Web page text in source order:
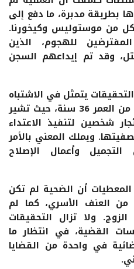
بطريقة مدبرة، ما دفع إلى
من موستوليس وكيخورنا.
للهجوم، الذين
وقد تم إيداعهم السجن
يتمثل في الاشتباه
في تورط زوج الضحية، البالغ من العمر 36 سنة، حيث تشير
شخصين لتنفيذ الاعتداء
ويملك المعني بالأمر
وأعمال الإصلاح
أن الضحية لم تكن
العنف الأسري، كما لم
ولا تزال التحقيقات
القضية، في انتظار ما
في واحدة من القضايا